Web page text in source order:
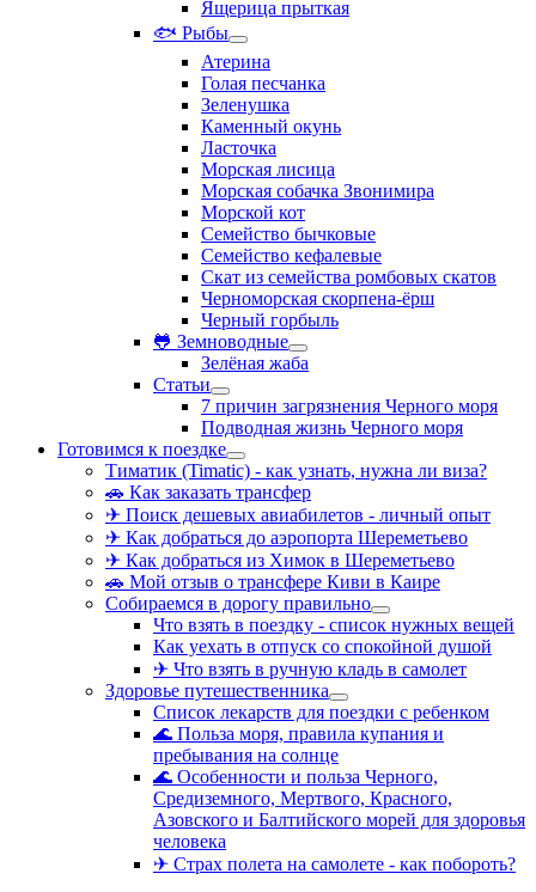
Ящерица прыткая
🐟 Рыбы
Атерина
Голая песчанка
Зеленушка
Каменный окунь
Ласточка
Морская лисица
Морская собачка Звонимира
Морской кот
Семейство бычковые
Семейство кефалевые
Скат из семейства ромбовых скатов
Черноморская скорпена-ёрш
Черный горбыль
🐸 Земноводные
Зелёная жаба
Статьи
7 причин загрязнения Черного моря
Подводная жизнь Черного моря
Готовимся к поездке
Тиматик (Timatic) - как узнать, нужна ли виза?
🚗 Как заказать трансфер
✈ Поиск дешевых авиабилетов - личный опыт
✈ Как добраться до аэропорта Шереметьево
✈ Как добраться из Химок в Шереметьево
🚗 Мой отзыв о трансфере Киви в Каире
Собираемся в дорогу правильно
Что взять в поездку - список нужных вещей
Как уехать в отпуск со спокойной душой
✈ Что взять в ручную кладь в самолет
Здоровье путешественника
Список лекарств для поездки с ребенком
🌊 Польза моря, правила купания и
пребывания на солнце
🌊 Особенности и польза Черного,
Средиземного, Мертвого, Красного,
Азовского и Балтийского морей для здоровья
человека
✈ Страх полета на самолете - как побороть?